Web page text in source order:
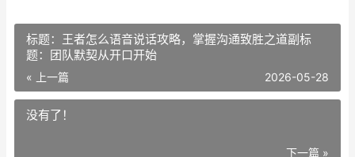
标题：王者怎么语音说话攻略，掌握沟通致胜之道副标
题：团队默契从开口开始
« 上一篇 2026-05-28
没有了！
下一篇 »